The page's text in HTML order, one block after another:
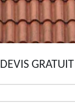
DEVIS GRATUIT